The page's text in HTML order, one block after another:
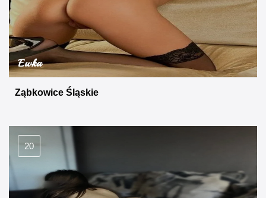
Ewka
Ząbkowice Śląskie
20